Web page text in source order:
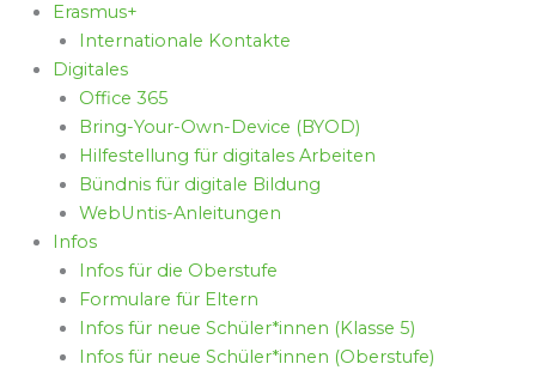
Erasmus+
Internationale Kontakte
Digitales
Office 365
Bring-Your-Own-Device (BYOD)
Hilfestellung für digitales Arbeiten
Bündnis für digitale Bildung
WebUntis-Anleitungen
Infos
Infos für die Oberstufe
Formulare für Eltern
Infos für neue Schüler*innen (Klasse 5)
Infos für neue Schüler*innen (Oberstufe)